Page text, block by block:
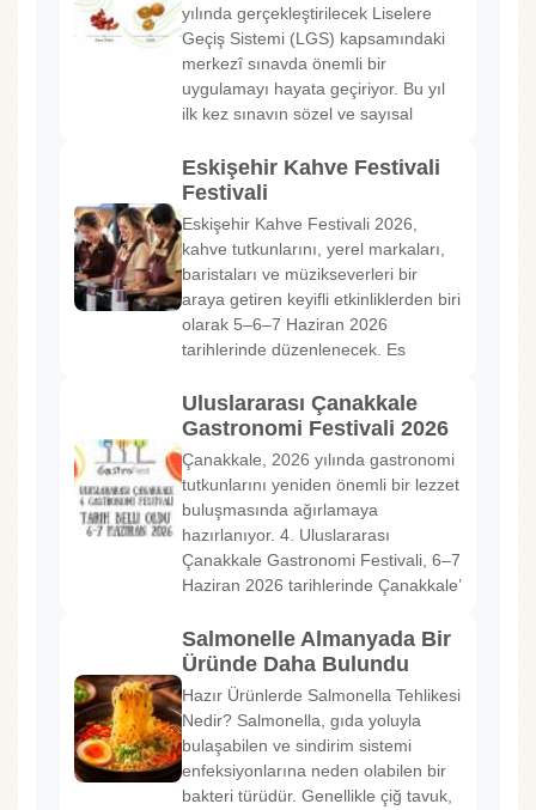
yılında gerçekleştirilecek Liselere
Geçiş Sistemi (LGS) kapsamındaki
merkezî sınavda önemli bir
uygulamayı hayata geçiriyor. Bu yıl
ilk kez sınavın sözel ve sayısal
Eskişehir Kahve Festivali
Festivali
Eskişehir Kahve Festivali 2026,
kahve tutkunlarını, yerel markaları,
baristaları ve müzikseverleri bir
araya getiren keyifli etkinliklerden biri
olarak 5–6–7 Haziran 2026
tarihlerinde düzenlenecek. Es
Uluslararası Çanakkale
Gastronomi Festivali 2026
Çanakkale, 2026 yılında gastronomi
tutkunlarını yeniden önemli bir lezzet
buluşmasında ağırlamaya
hazırlanıyor. 4. Uluslararası
Çanakkale Gastronomi Festivali, 6–7
Haziran 2026 tarihlerinde Çanakkale’
Salmonelle Almanyada Bir
Üründe Daha Bulundu
Hazır Ürünlerde Salmonella Tehlikesi
Nedir? Salmonella, gıda yoluyla
bulaşabilen ve sindirim sistemi
enfeksiyonlarına neden olabilen bir
bakteri türüdür. Genellikle çiğ tavuk,